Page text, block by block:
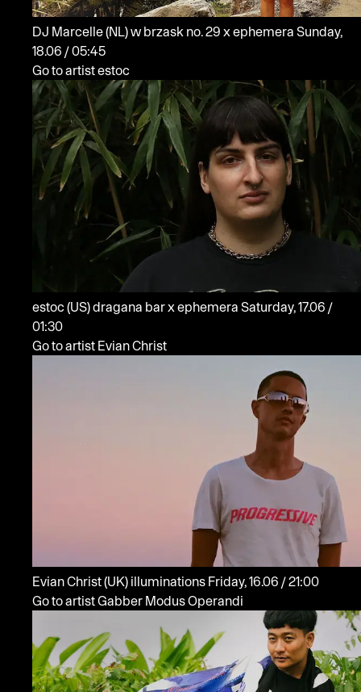
DJ Marcelle(NL)w brzask no. 29 x ephemera Sunday,
18.06 / 05:45
Go to artist estoc
estoc (US)dragana bar x ephemera Saturday, 17.06 /
01:30
Go to artist Evian Christ
Evian Christ(UK) illuminations
Friday, 16.06 / 21:00
Go to artist Gabber Modus Operandi